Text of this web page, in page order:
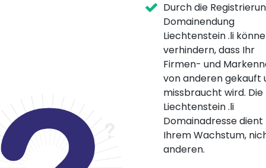
Durch die
Domainendung
Liechtenstein .li
verhindern, dass Ihr
Firmen- und
von anderen gekauft
missbraucht wird. Die
Liechtenstein .li
Domainadresse dient
Ihrem Wachstum,
anderen.